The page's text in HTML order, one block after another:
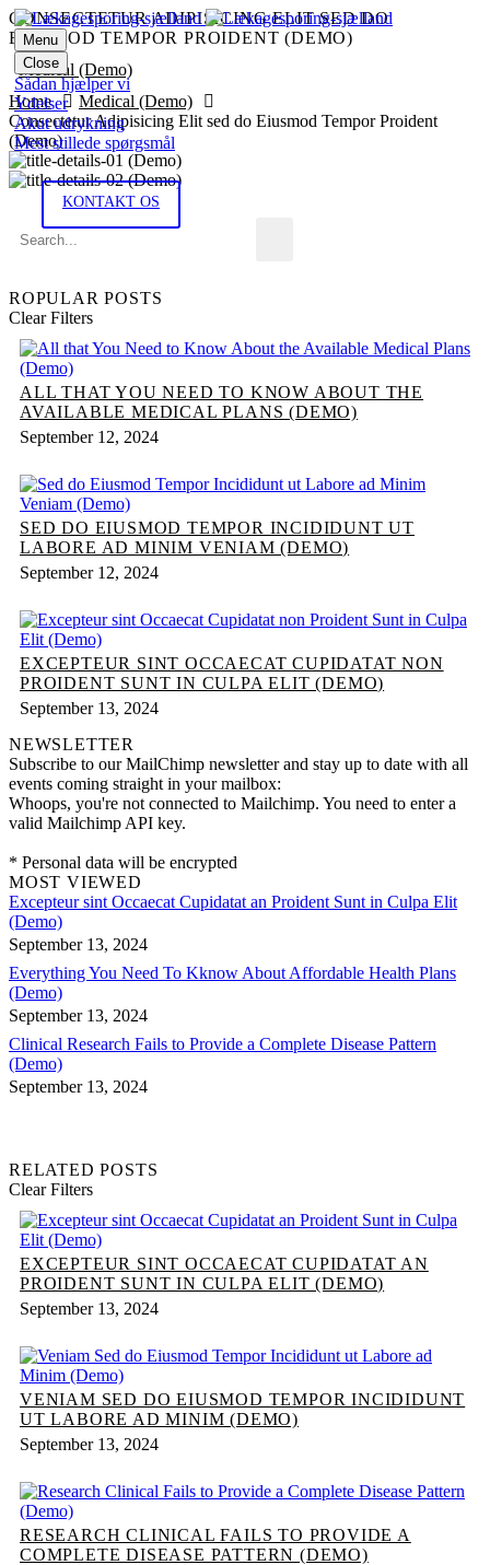
Menu
Close
Sådan hjælper vi
Ydelser
Akut udrykning
Mest stillede spørgsmål
KONTAKT OS
CONSECTETUR ADIPISICING ELIT SED DO
EIUSMOD TEMPOR PROIDENT (DEMO)
Medical (Demo)
Home
Medical (Demo)
Consectetur Adipisicing Elit sed do Eiusmod Tempor Proident
(Demo)
ROPULAR POSTS
Clear Filters
ALL THAT YOU NEED TO KNOW ABOUT THE
AVAILABLE MEDICAL PLANS (DEMO)
September 12, 2024
SED DO EIUSMOD TEMPOR INCIDIDUNT UT
LABORE AD MINIM VENIAM (DEMO)
September 12, 2024
EXCEPTEUR SINT OCCAECAT CUPIDATAT NON
PROIDENT SUNT IN CULPA ELIT (DEMO)
September 13, 2024
NEWSLETTER
Subscribe to our MailChimp newsletter and stay up to date with all
events coming straight in your mailbox:
Whoops, you're not connected to Mailchimp. You need to enter a
valid Mailchimp API key.
* Personal data will be encrypted
MOST VIEWED
Excepteur sint Occaecat Cupidatat an Proident Sunt in Culpa Elit
(Demo)
September 13, 2024
Everything You Need To Kknow About Affordable Health Plans
(Demo)
September 13, 2024
Clinical Research Fails to Provide a Complete Disease Pattern
(Demo)
September 13, 2024
RELATED POSTS
Clear Filters
EXCEPTEUR SINT OCCAECAT CUPIDATAT AN
PROIDENT SUNT IN CULPA ELIT (DEMO)
September 13, 2024
VENIAM SED DO EIUSMOD TEMPOR INCIDIDUNT
UT LABORE AD MINIM (DEMO)
September 13, 2024
RESEARCH CLINICAL FAILS TO PROVIDE A
COMPLETE DISEASE PATTERN (DEMO)